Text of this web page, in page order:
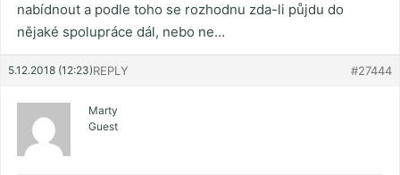
nabídnout a podle toho se rozhodnu zda-li půjdu do
nějaké spolupráce dál, nebo ne…
5.12.2018 (12:23) #27444
REPLY
Marty
Guest